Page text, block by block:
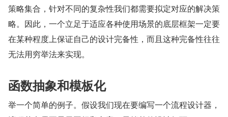
策略集合，针对不同的复杂性我们都需要拟定对应的解决策
略。因此，一个立足于适应各种使用场景的底层框架一定要
在某种程度上保证自己的设计完备性，而且这种完备性往往
无法用穷举法来实现。
函数抽象和模板化
举一个简单的例子。假设我们现在要编写一个流程设计器，